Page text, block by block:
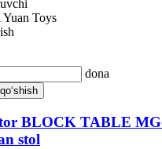
Toys
dona
BLOCK TABLE
stol